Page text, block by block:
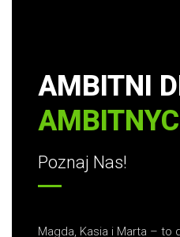
AMBITNI
Poznaj Nas!
Magda, Kasia i Marta – to